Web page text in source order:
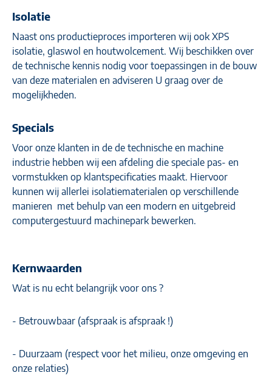
Isolatie
Naast ons productieproces importeren wij ook XPS
isolatie, glaswol en houtwolcement. Wij beschikken over
de technische kennis nodig voor toepassingen in de bouw
van deze materialen en adviseren U graag over de
mogelijkheden.
Specials
Voor onze klanten in de de technische en machine
industrie hebben wij een afdeling die speciale pas- en
vormstukken op klantspecificaties maakt. Hiervoor
kunnen wij allerlei isolatiematerialen op verschillende
manieren met behulp van een modern en uitgebreid
computergestuurd machinepark bewerken.
Kernwaarden
Wat is nu echt belangrijk voor ons ?
- Betrouwbaar (afspraak is afspraak !)
- Duurzaam (respect voor het milieu, onze omgeving en
onze relaties)